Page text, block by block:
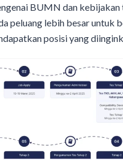
BUMN dan kebijakan
peluang lebih besar untuk
posisi yang